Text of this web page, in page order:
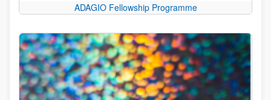
ADAGIO Fellowship Programme